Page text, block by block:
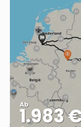
Ab
1.983